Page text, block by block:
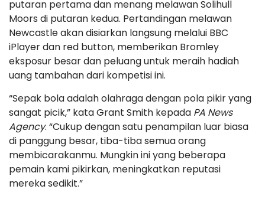
putaran pertama dan menang melawan Solihull
Moors di putaran kedua. Pertandingan melawan
Newcastle akan disiarkan langsung melalui BBC
iPlayer dan red button, memberikan Bromley
eksposur besar dan peluang untuk meraih hadiah
uang tambahan dari kompetisi ini.
“Sepak bola adalah olahraga dengan pola pikir yang
sangat picik,” kata Grant Smith kepada PA News
Agency. “Cukup dengan satu penampilan luar biasa
di panggung besar, tiba-tiba semua orang
membicarakanmu. Mungkin ini yang beberapa
pemain kami pikirkan, meningkatkan reputasi
mereka sedikit.”